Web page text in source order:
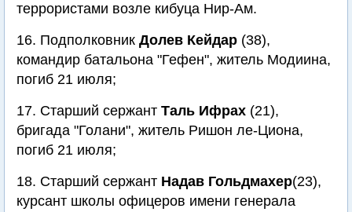
террористами возле кибуца Нир-Ам.
16. Подполковник Долев Кейдар (38),
командир батальона "Гефен", житель Модиина,
погиб 21 июля;
17. Старший сержант Таль Ифрах (21),
бригада "Голани", житель Ришон ле-Циона,
погиб 21 июля;
18. Старший сержант Надав Гольдмахер(23),
курсант школы офицеров имени генерала